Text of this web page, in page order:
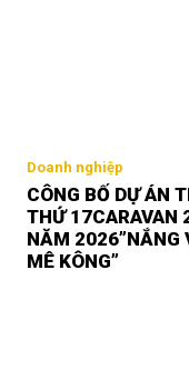
Doanh nghiệp
CÔNG BỐ DỰ ÁN
THỨ 17CARAVAN
NĂM 2026”NẮNG
MÊ KÔNG”